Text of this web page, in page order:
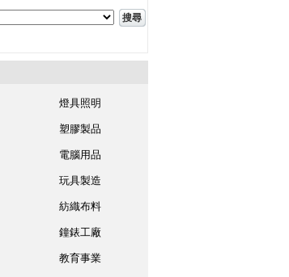
燈具照明
塑膠製品
電腦用品
玩具製造
紡織布料
鐘錶工廠
教育事業